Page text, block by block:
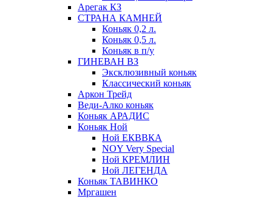
Арегак КЗ
СТРАНА КАМНЕЙ
Коньяк 0,2 л.
Коньяк 0,5 л.
Коньяк в п/у
ГИНЕВАН ВЗ
Эксклюзивный коньяк
Классический коньяк
Аркон Трейд
Веди-Алко коньяк
Коньяк АРАДИС
Коньяк Ной
Ной ЕКВВКА
NOY Very Special
Ной КРЕМЛИН
Ной ЛЕГЕНДА
Коньяк ТАВИНКО
Мргашен